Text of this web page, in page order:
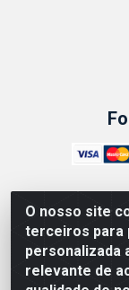
O nosso site
terceiros para
personalizada
relevante de
ABRASEG
Penha